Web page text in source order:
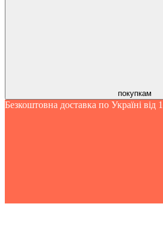
покупкам
Безкоштовна доставка по Україні від